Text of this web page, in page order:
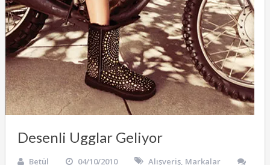
Desenli Ugglar Geliyor
Betül 04/10/2010 Alışveriş, Markalar